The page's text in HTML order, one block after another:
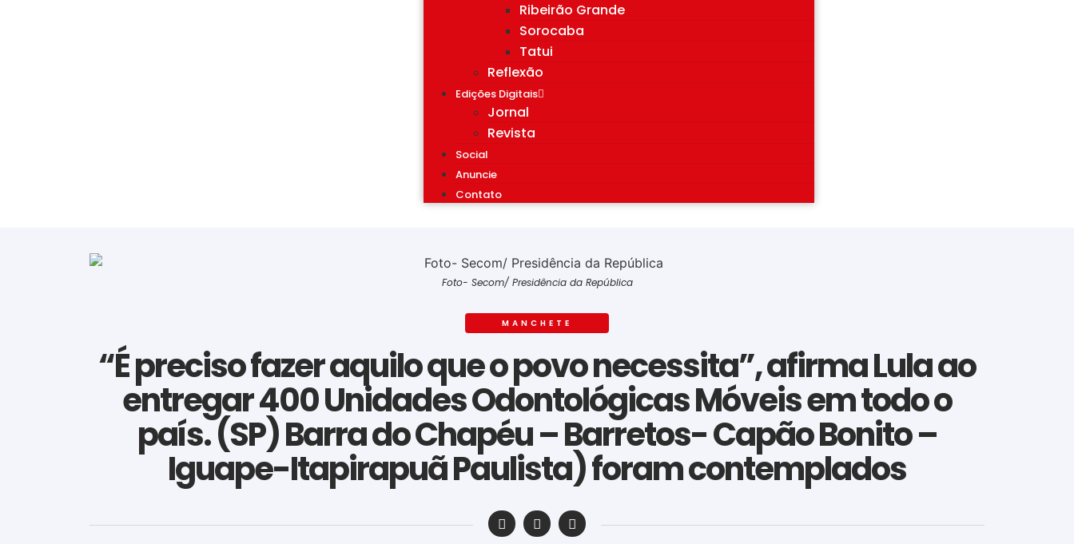
Ribeirão Grande
Sorocaba
Tatui
Reflexão
Edições Digitais
Jornal
Revista
Social
Anuncie
Contato
Foto- Secom/ Presidência da República
MANCHETE
“É preciso fazer aquilo que o povo necessita”, afirma Lula ao
entregar 400 Unidades Odontológicas Móveis em todo o
país. (SP) Barra do Chapéu – Barretos- Capão Bonito –
Iguape-Itapirapuã Paulista) foram contemplados
‎ ‎ ‎ ‎ ‎ ‎ ‎ ‎ ‎ ‎ ‎ ‎ ‎ ‎ ‎ ‎ ‎ ‎ ‎ ‎ ‎ ‎ ‎ ‎ ‎ ‎ ‎ ‎ ‎ ‎ ‎